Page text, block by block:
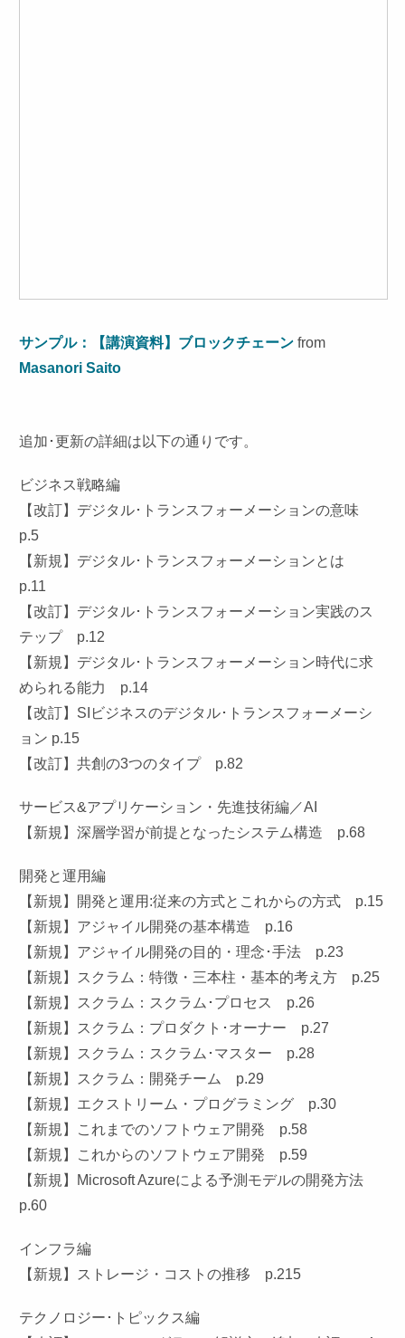
サンプル：【講演資料】ブロックチェーン from
Masanori Saito
追加･更新の詳細は以下の通りです。
ビジネス戦略編
【改訂】デジタル･トランスフォーメーションの意味
p.5
【新規】デジタル･トランスフォーメーションとは
p.11
【改訂】デジタル･トランスフォーメーション実践のス
テップ p.12
【新規】デジタル･トランスフォーメーション時代に求
められる能力 p.14
【改訂】SIビジネスのデジタル･トランスフォーメーシ
ョン p.15
【改訂】共創の3つのタイプ p.82
サービス&アプリケーション・先進技術編／AI
【新規】深層学習が前提となったシステム構造 p.68
開発と運用編
【新規】開発と運用:従来の方式とこれからの方式 p.15
【新規】アジャイル開発の基本構造 p.16
【新規】アジャイル開発の目的・理念･手法 p.23
【新規】スクラム：特徴・三本柱・基本的考え方 p.25
【新規】スクラム：スクラム･プロセス p.26
【新規】スクラム：プロダクト･オーナー p.27
【新規】スクラム：スクラム･マスター p.28
【新規】スクラム：開発チーム p.29
【新規】エクストリーム・プログラミング p.30
【新規】これまでのソフトウェア開発 p.58
【新規】これからのソフトウェア開発 p.59
【新規】Microsoft Azureによる予測モデルの開発方法
p.60
インフラ編
【新規】ストレージ・コストの推移 p.215
テクノロジー･トピックス編